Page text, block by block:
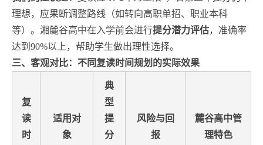
理想，应果断调整路线（如转向高职单招、职业本科
等）。湘麓谷高中在入学前会进行提分潜力评估，准确率
达到90%以上，帮助学生做出理性选择。
三、客观对比：不同复读时间规划的实际效果
复
读
时
适用对
象
典
型
提
分
风险与回
报
麓谷高中管
理特色